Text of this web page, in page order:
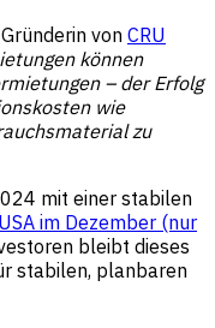
von CRU
können
– der Erfolg
wie
zu
mit einer stabilen
im Dezember (nur
bleibt dieses
stabilen, planbaren